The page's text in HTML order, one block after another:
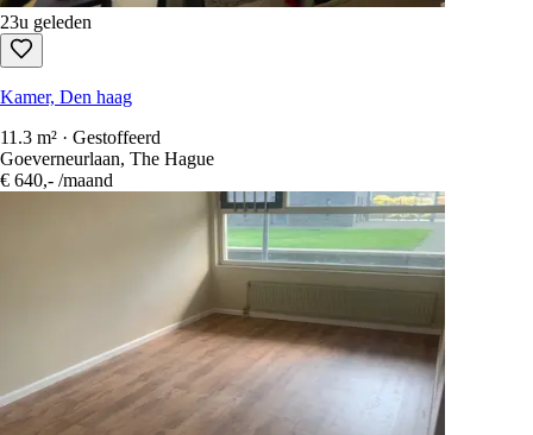
Kamer, Den haag
11.3 m² · Gestoffeerd
Goeverneurlaan, The Hague
€ 640,- /maand
23u geleden